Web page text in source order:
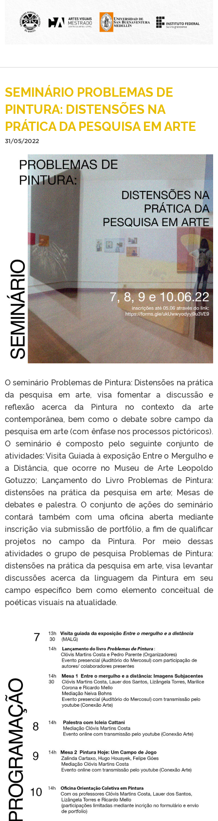
SEMINÁRIO PROBLEMAS DE
PINTURA: DISTENSÕES NA
PRÁTICA DA PESQUISA EM ARTE
31/05/2022
O seminário Problemas de Pintura: Distensões na prática
da pesquisa em arte, visa fomentar a discussão e
reflexão acerca da Pintura no contexto da arte
contemporânea, bem como o debate sobre campo da
pesquisa em arte (com ênfase nos processos pictóricos).
O seminário é composto pelo seguinte conjunto de
atividades: Visita Guiada à exposição Entre o Mergulho e
a Distância, que ocorre no Museu de Arte Leopoldo
Gotuzzo; Lançamento do Livro Problemas de Pintura:
distensões na prática da pesquisa em arte; Mesas de
debates e palestra. O conjunto de ações do seminário
contará também com uma oficina aberta mediante
inscrição via submissão de portfólio, a fim de qualificar
projetos no campo da Pintura. Por meio dessas
atividades o grupo de pesquisa Problemas de Pintura:
distensões na prática da pesquisa em arte, visa levantar
discussões acerca da linguagem da Pintura em seu
campo específico bem como elemento conceitual de
poéticas visuais na atualidade.